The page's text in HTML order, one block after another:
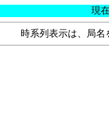
現
時系列表示は、局